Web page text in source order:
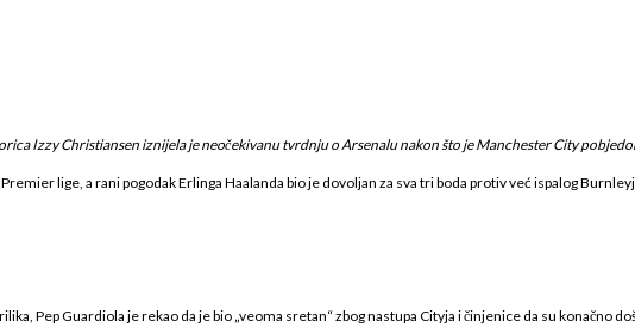
Izzy Christiansen iznijela je neočekivanu tvrdnju o Arsenalu nakon što je Manchester City
lige, a rani pogodak Erlinga Haalanda bio je dovoljan za sva tri boda protiv već ispalog
Pep Guardiola je rekao da je bio „veoma sretan“ zbog nastupa Cityja i činjenice da su konačno